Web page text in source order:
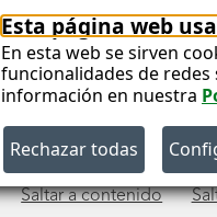
Esta página web
En esta web se sirven
funcionalidades de
información en nuestra
Saltar a contenido